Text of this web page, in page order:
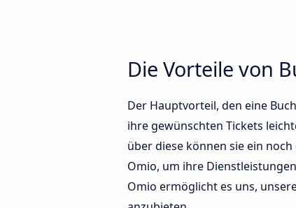
Die Vorteile von
Der Hauptvorteil, den eine
ihre gewünschten Tickets
über diese können sie ein
Omio, um ihre
Omio ermöglicht es uns,